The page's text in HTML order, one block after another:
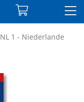
NL 1 - Niederlande